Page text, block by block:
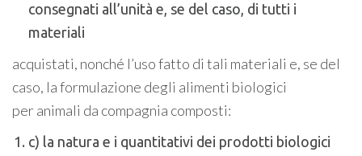
consegnati all’unità e, se del caso, di tutti i
materiali
acquistati, nonché l’uso fatto di tali materiali e, se del
caso, la formulazione degli alimenti biologici
per animali da compagnia composti:
c) la natura e i quantitativi dei prodotti biologici